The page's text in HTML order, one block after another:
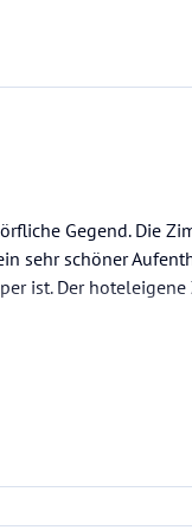
Gegend. Die
sehr schöner
ist. Der